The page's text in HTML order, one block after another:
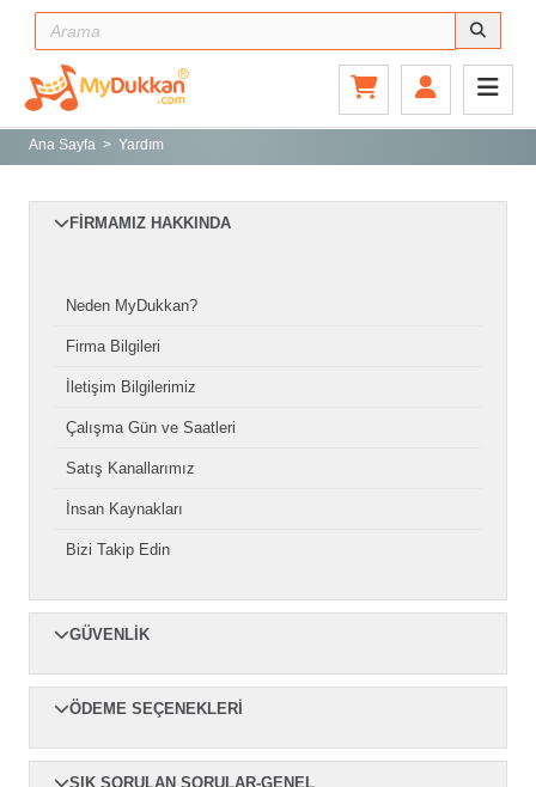
Ana Sayfa
Gitar ve Ekipmanları
Aksesuarlar
Vurmalı Çalgılar
Yaylı Çalgılar
Nefesli Çalgılar
Türk Müziği Enstrümanları
Yeni Gelenler
Kampanyalar
Ana Sayfa Yardım
FIRMAMIZ HAKKINDA
Neden MyDukkan?
Firma Bilgileri
İletişim Bilgilerimiz
Çalışma Gün ve Saatleri
Satış Kanallarımız
İnsan Kaynakları
Bizi Takip Edin
GÜVENLIK
ÖDEME SEÇENEKLERI
SIK SORULAN SORULAR-GENEL